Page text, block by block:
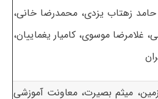
زهتاب یزدی، محمدرضا خانی،
موسوی، کامیار یغماییان،
میثم بصیرت، معاونت آموزشی